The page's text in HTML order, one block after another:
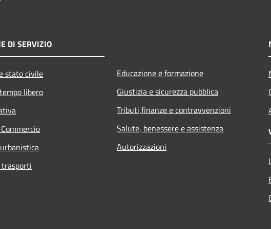
DI SERVIZIO
stato civile
libero
Educazione e formazione
Giustizia e sicurezza pubblica
Tributi,finanze e contravvenzioni
Salute, benessere e assistenza
Autorizzazioni